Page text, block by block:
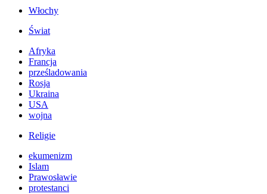
Włochy
Świat
Afryka
Francja
prześladowania
Rosja
Ukraina
USA
wojna
Religie
ekumenizm
Islam
Prawosławie
protestanci